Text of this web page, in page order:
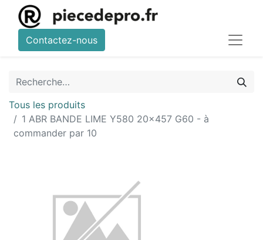
Contactez-nous
Tous les produits
1 ABR BANDE LIME Y580 20x457 G60 - à
commander par 10